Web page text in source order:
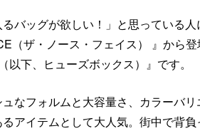
るバッグが欲しい！」と思っている人
（ザ・ノース・フェイス） 』から
以下、ヒューズボックス）』です。
なフォルムと大容量さ、カラーバ
アイテムとして大人気。街中で背